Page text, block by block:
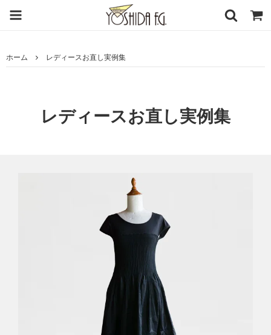
ホーム レディースお直し実例集
レディースお直し実例集